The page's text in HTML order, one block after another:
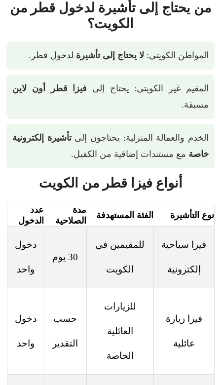
من يحتاج إلى تأشيرة لدخول قطر من
الكويت؟
المواطن الكويتي:لا يحتاج إلى تأشيرة لدخول قطر.
المقيم غير الكويتي: يحتاج إلى فيزا قطر أون لاين
مسبقة.
الخدم والعمالة المنزلية: يحتاجون إلىتأشيرة إلكترونية
خاصة مع مستندات إضافية من الكفيل.
أنواع فيزا قطر من الكويت
نوع التأشيرة الفئة المستهدفة
مدة
الصلاحية
عدد
الدخول
فيزا سياحية
إلكترونية
للمقيمين في
الكويت
30 يوم
دخول
واحد
فيزا زيارة
عائلية
للزيارات
العائلية
الخاصة
حسب
التقدير
دخول
واحد